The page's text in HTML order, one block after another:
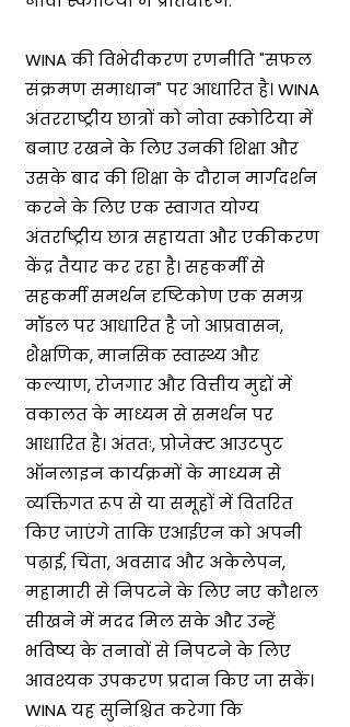
WINA की विभेदीकरण रणनीति "सफल
संक्रमण समाधान" पर आधारित है। WINA
अंतरराष्ट्रीय छात्रों को नोवा स्कोटिया में
बनाए रखने के लिए उनकी शिक्षा और
उसके बाद की शिक्षा के दौरान मार्गदर्शन
करने के लिए एक स्वागत योग्य
अंतर्राष्ट्रीय छात्र सहायता और एकीकरण
केंद्र तैयार कर रहा है। सहकर्मी से
सहकर्मी समर्थन दृष्टिकोण एक समग्र
मॉडल पर आधारित है जो आप्रवासन,
शैक्षणिक, मानसिक स्वास्थ्य और
कल्याण, रोजगार और वित्तीय मुद्दों में
वकालत के माध्यम से समर्थन पर
आधारित है। अंततः, प्रोजेक्ट आउटपुट
ऑनलाइन कार्यक्रमों के माध्यम से
व्यक्तिगत रूप से या समूहों में वितरित
किए जाएंगे ताकि एआईएन को अपनी
पढ़ाई, चिंता, अवसाद और अकेलेपन,
महामारी से निपटने के लिए नए कौशल
सीखने में मदद मिल सके और उन्हें
भविष्य के तनावों से निपटने के लिए
आवश्यक उपकरण प्रदान किए जा सकें।
WINA यह सुनिश्चित करेगा कि